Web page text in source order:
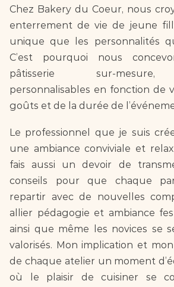
Chez Bakery du Coeur, nous
enterrement de vie de jeune
unique que les personnalités
C’est pourquoi nous
pâtisserie sur-mesure,
personnalisables en fonction de
goûts et de la durée de
Le professionnel que je suis
une ambiance conviviale et
fais aussi un devoir de
conseils pour que chaque
repartir avec de nouvelles
allier pédagogie et ambiance
ainsi que même les novices se
valorisés. Mon implication et
de chaque atelier un moment
où le plaisir de cuisiner se